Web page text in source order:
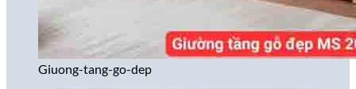
Giuong-tang-go-dep